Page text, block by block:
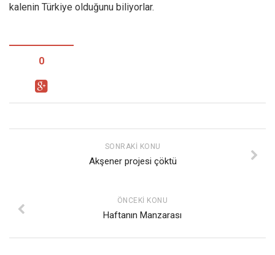
kalenin Türkiye olduğunu biliyorlar.
0
SONRAKI KONU
Akşener projesi çöktü
ÖNCEKI KONU
Haftanın Manzarası